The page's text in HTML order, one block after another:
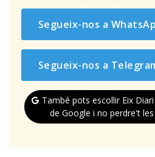
Segueix-nos a
Segueix-nos a
També pots escollir Eix
de Google i no perdre't